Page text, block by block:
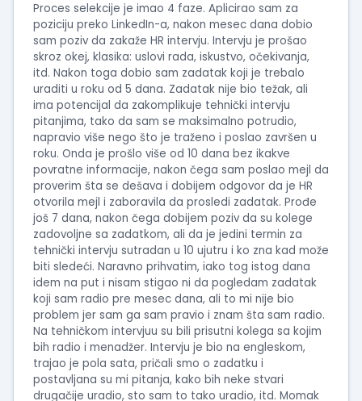
Proces selekcije je imao 4 faze. Aplicirao sam za
poziciju preko LinkedIn-a, nakon mesec dana dobio
sam poziv da zakaže HR intervju. Intervju je prošao
skroz okej, klasika: uslovi rada, iskustvo, očekivanja,
itd. Nakon toga dobio sam zadatak koji je trebalo
uraditi u roku od 5 dana. Zadatak nije bio težak, ali
ima potencijal da zakomplikuje tehnički intervju
pitanjima, tako da sam se maksimalno potrudio,
napravio više nego što je traženo i poslao završen u
roku. Onda je prošlo više od 10 dana bez ikakve
povratne informacije, nakon čega sam poslao mejl da
proverim šta se dešava i dobijem odgovor da je HR
otvorila mejl i zaboravila da prosledi zadatak. Prođe
još 7 dana, nakon čega dobijem poziv da su kolege
zadovoljne sa zadatkom, ali da je jedini termin za
tehnički intervju sutradan u 10 ujutru i ko zna kad može
biti sledeći. Naravno prihvatim, iako tog istog dana
idem na put i nisam stigao ni da pogledam zadatak
koji sam radio pre mesec dana, ali to mi nije bio
problem jer sam ga sam pravio i znam šta sam radio.
Na tehničkom intervjuu su bili prisutni kolega sa kojim
bih radio i menadžer. Intervju je bio na engleskom,
trajao je pola sata, pričali smo o zadatku i
postavljana su mi pitanja, kako bih neke stvari
drugačije uradio, sto sam to tako uradio, itd. Momak